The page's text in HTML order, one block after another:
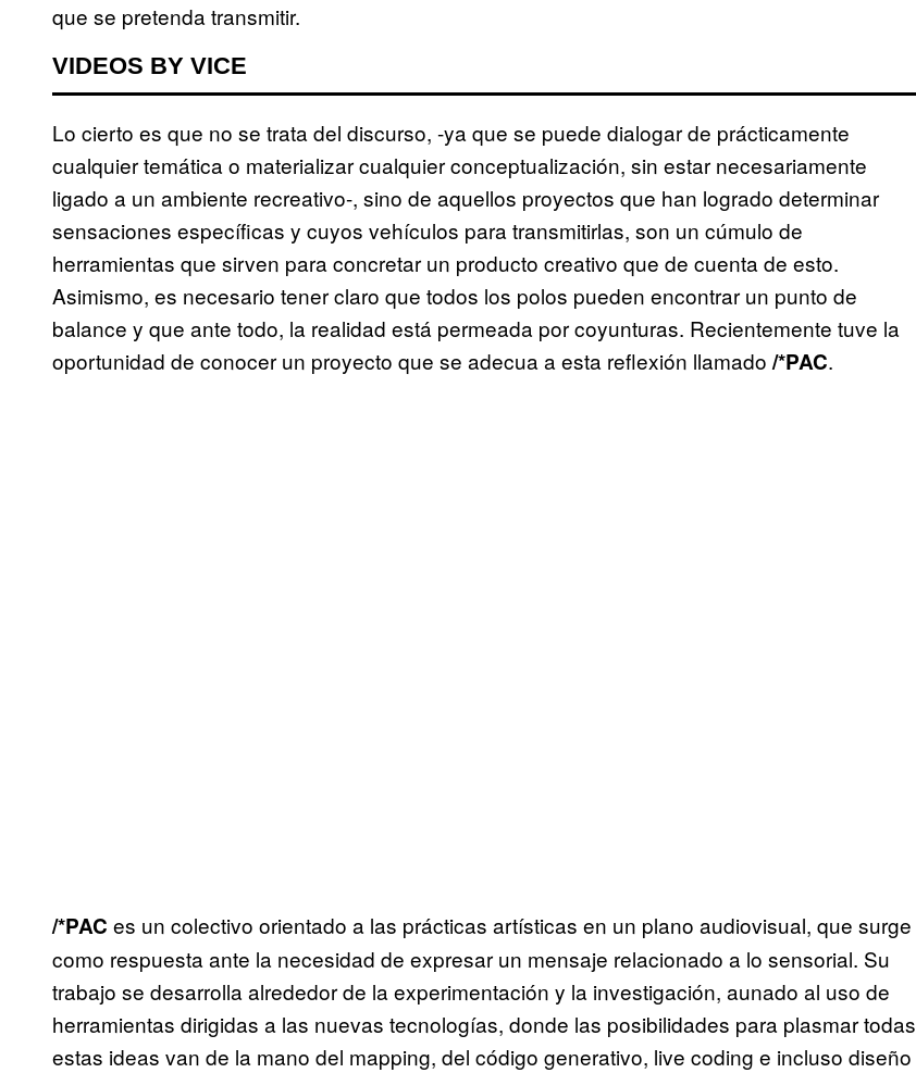
que se pretenda transmitir.
VIDEOS BY VICE
Lo cierto es que no se trata del discurso, -ya que se puede dialogar de prácticamente
cualquier temática o materializar cualquier conceptualización, sin estar necesariamente
ligado a un ambiente recreativo-, sino de aquellos proyectos que han logrado determinar
sensaciones específicas y cuyos vehículos para transmitirlas, son un cúmulo de
herramientas que sirven para concretar un producto creativo que de cuenta de esto.
Asimismo, es necesario tener claro que todos los polos pueden encontrar un punto de
balance y que ante todo, la realidad está permeada por coyunturas. Recientemente tuve la
oportunidad de conocer un proyecto que se adecua a esta reflexión llamado /*PAC.
/*PAC es un colectivo orientado a las prácticas artísticas en un plano audiovisual, que surge
como respuesta ante la necesidad de expresar un mensaje relacionado a lo sensorial. Su
trabajo se desarrolla alrededor de la experimentación y la investigación, aunado al uso de
herramientas dirigidas a las nuevas tecnologías, donde las posibilidades para plasmar todas
estas ideas van de la mano del mapping, del código generativo, live coding e incluso diseño